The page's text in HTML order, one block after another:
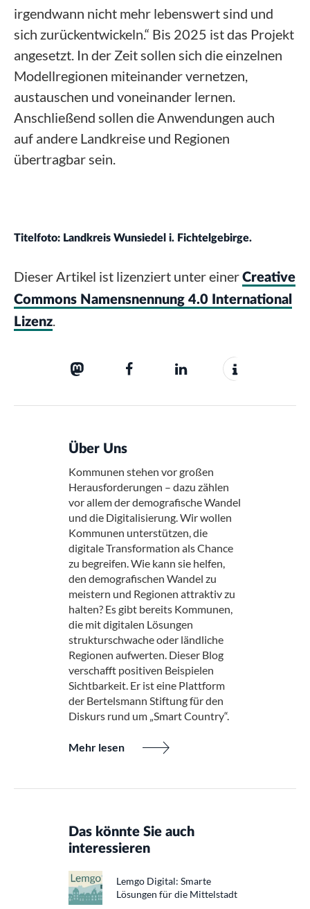
irgendwann nicht mehr lebenswert sind und
sich zurückentwickeln.“ Bis 2025 ist das Projekt
angesetzt. In der Zeit sollen sich die einzelnen
Modellregionen miteinander vernetzen,
austauschen und voneinander lernen.
Anschließend sollen die Anwendungen auch
auf andere Landkreise und Regionen
übertragbar sein.
Titelfoto: Landkreis Wunsiedel i. Fichtelgebirge.
Dieser Artikel ist lizenziert unter einer Creative
Commons Namensnennung 4.0 International
Lizenz.
Über Uns
Kommunen stehen vor großen
Herausforderungen – dazu zählen
vor allem der demografische Wandel
und die Digitalisierung. Wir wollen
Kommunen unterstützen, die
digitale Transformation als Chance
zu begreifen. Wie kann sie helfen,
den demografischen Wandel zu
meistern und Regionen attraktiv zu
halten? Es gibt bereits Kommunen,
die mit digitalen Lösungen
strukturschwache oder ländliche
Regionen aufwerten. Dieser Blog
verschafft positiven Beispielen
Sichtbarkeit. Er ist eine Plattform
der Bertelsmann Stiftung für den
Diskurs rund um „Smart Country“.
Mehr lesen
Das könnte Sie auch
interessieren
Lemgo Digital: Smarte
Lösungen für die Mittelstadt